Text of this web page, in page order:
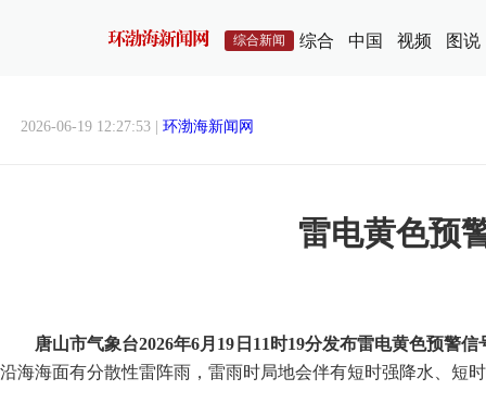
综合新闻 综合 中国 视频 图说
2026-06-19 12:27:53 | 环渤海新闻网
雷电黄色预
唐山市气象台2026年6月19日11时19分发布雷电黄色预警信
沿海海面有分散性雷阵雨，雷雨时局地会伴有短时强降水、短